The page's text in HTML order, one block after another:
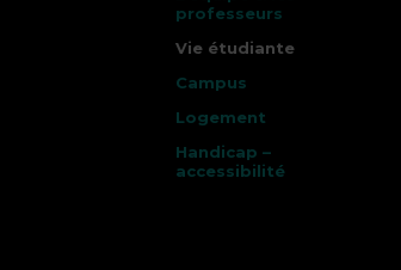
professeurs
Vie étudiante
Campus
Logement
Handicap –
accessibilité